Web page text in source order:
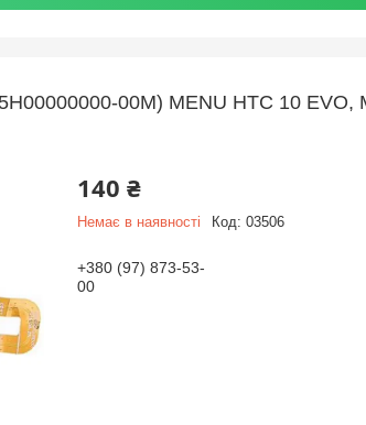
00M) MENU HTC 10 EVO,
140 ₴
Немає в наявності Код: 03506
+380 (97) 873-53-
00